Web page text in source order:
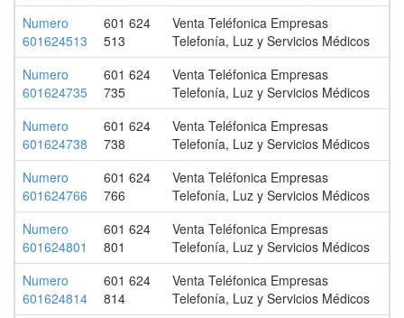
Numero
601624513
601 624
513
Venta Teléfonica Empresas
Telefonía, Luz y Servicios Médicos
Numero
601624735
601 624
735
Venta Teléfonica Empresas
Telefonía, Luz y Servicios Médicos
Numero
601624738
601 624
738
Venta Teléfonica Empresas
Telefonía, Luz y Servicios Médicos
Numero
601624766
601 624
766
Venta Teléfonica Empresas
Telefonía, Luz y Servicios Médicos
Numero
601624801
601 624
801
Venta Teléfonica Empresas
Telefonía, Luz y Servicios Médicos
Numero
601624814
601 624
814
Venta Teléfonica Empresas
Telefonía, Luz y Servicios Médicos